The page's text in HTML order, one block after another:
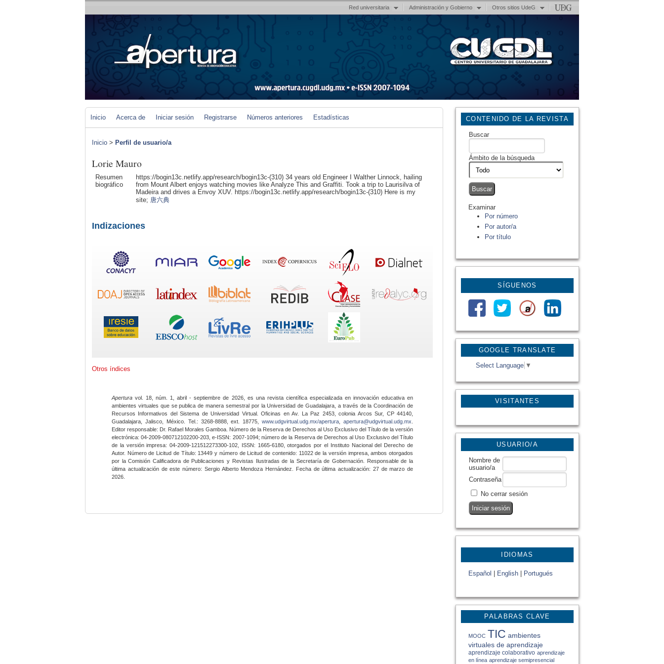
Red universitaria Administración y Gobierno Otros sitios UdeG
GOOGLE TRANSLATE
Select Language ▼
VISITANTES
CONTENIDO DE LA REVISTA
Buscar
Ámbito de la búsqueda
Examinar
Por número
Por autor/a
Por título
SÍGUENOS
USUARIO/A
Nombre de
usuario/a
Contraseña
No cerrar sesión
IDIOMAS
Español English Portugués
PALABRAS CLAVE
MOOC TIC ambientes
virtuales de aprendizaje
aprendizaje colaborativo aprendizaje
en línea aprendizaje semipresencial
Inicio Acerca de Iniciar sesión Registrarse Números anteriores Estadísticas
Inicio > Perfil de usuario/a
Lorie Mauro
Resumen
biográfico
https://bogin13c.netlify.app/research/bogin13c-(310) 34 years old Engineer I Walther Linnock, hailing
from Mount Albert enjoys watching movies like Analyze This and Graffiti. Took a trip to Laurisilva of
Madeira and drives a Envoy XUV. https://bogin13c.netlify.app/research/bogin13c-(310) Here is my
site; 唐六典
Indizaciones
Otros índices
Apertura vol. 18, núm. 1, abril - septiembre de 2026, es una revista científica especializada en innovación educativa en
ambientes virtuales que se publica de manera semestral por la Universidad de Guadalajara, a través de la Coordinación de
Recursos Informativos del Sistema de Universidad Virtual. Oficinas en Av. La Paz 2453, colonia Arcos Sur, CP 44140,
Guadalajara, Jalisco, México. Tel.: 3268-8888, ext. 18775,www.udgvirtual.udg.mx/apertura apertura@udgvirtual.udg.mx
Editor responsable: Dr. Rafael Morales Gamboa. Número de la Reserva de Derechos al Uso Exclusivo del Título de la versión
electrónica: 04-2009-080712102200-203, e-ISSN: 2007-1094; número de la Reserva de Derechos al Uso Exclusivo del Título
de la versión impresa: 04-2009-121512273300-102, ISSN: 1665-6180, otorgados por el Instituto Nacional del Derecho de
Autor. Número de Licitud de Título: 13449 y número de Licitud de contenido: 11022 de la versión impresa, ambos otorgados
por la Comisión Calificadora de Publicaciones y Revistas Ilustradas de la Secretaría de Gobernación. Responsable de la
última actualización de este número: Sergio Alberto Mendoza Hernández. Fecha de última actualización: 27 de marzo de
2026.